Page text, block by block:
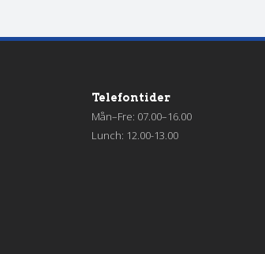
Telefontider
Mån–Fre: 07.00–16.00
Lunch: 12.00-13.00